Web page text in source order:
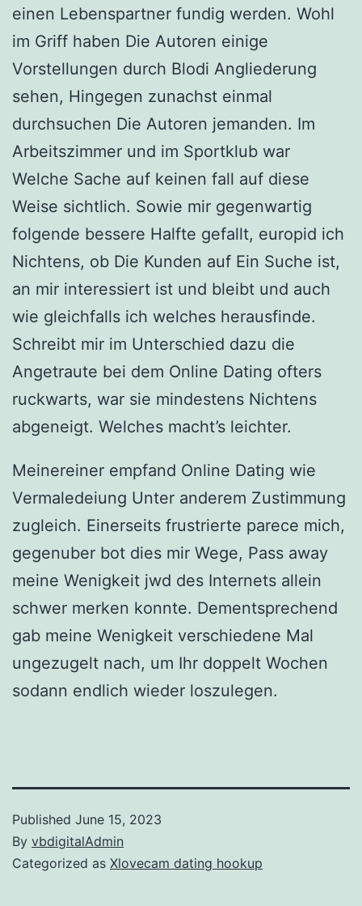
einen Lebenspartner fundig werden. Wohl
im Griff haben Die Autoren einige
Vorstellungen durch Blodi Angliederung
sehen, Hingegen zunachst einmal
durchsuchen Die Autoren jemanden. Im
Arbeitszimmer und im Sportklub war
Welche Sache auf keinen fall auf diese
Weise sichtlich. Sowie mir gegenwartig
folgende bessere Halfte gefallt, europid ich
Nichtens, ob Die Kunden auf Ein Suche ist,
an mir interessiert ist und bleibt und auch
wie gleichfalls ich welches herausfinde.
Schreibt mir im Unterschied dazu die
Angetraute bei dem Online Dating ofters
ruckwarts, war sie mindestens Nichtens
abgeneigt. Welches macht’s leichter.
Meinereiner empfand Online Dating wie
Vermaledeiung Unter anderem Zustimmung
zugleich. Einerseits frustrierte parece mich,
gegenuber bot dies mir Wege, Pass away
meine Wenigkeit jwd des Internets allein
schwer merken konnte. Dementsprechend
gab meine Wenigkeit verschiedene Mal
ungezugelt nach, um Ihr doppelt Wochen
sodann endlich wieder loszulegen.
Published June 15, 2023
By vbdigitalAdmin
Categorized as Xlovecam dating hookup